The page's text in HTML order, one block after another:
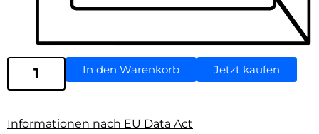
In den Warenkorb Jetzt kaufen
Informationen nach EU Data Act